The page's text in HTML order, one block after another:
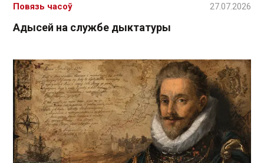
Адысей на службе дыктатуры
Повязь часоў 27.07.2026